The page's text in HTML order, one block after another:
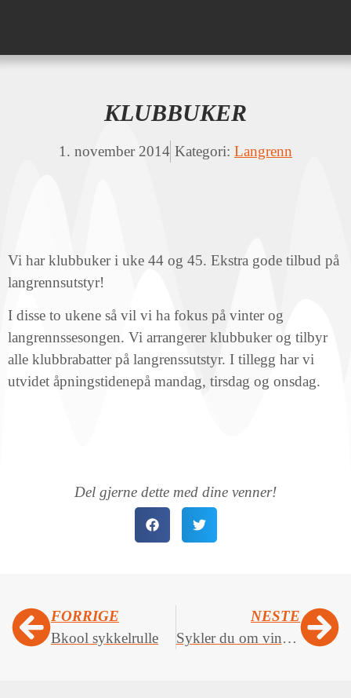
KLUBBUKER
1. november 2014 Kategori: Langrenn
Vi har klubbuker i uke 44 og 45. Ekstra gode tilbud på
langrennsutstyr!
I disse to ukene så vil vi ha fokus på vinter og
langrennssesongen. Vi arrangerer klubbuker og tilbyr
alle klubbrabatter på langrenssutstyr. I tillegg har vi
utvidet åpningstidenepå mandag, tirsdag og onsdag.
Del gjerne dette med dine venner!
FORRIGE
Bkool sykkelrulle
NESTE
Sykler du om vinteren?